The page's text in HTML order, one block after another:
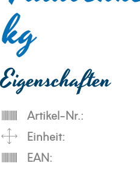
kg
Eigenschaften
Artikel-Nr.:
Einheit:
EAN: